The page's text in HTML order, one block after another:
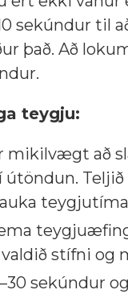
sekúndur til
það. Að
teygju:
mikilvægt að
Teljið
stífni og
sekúndur